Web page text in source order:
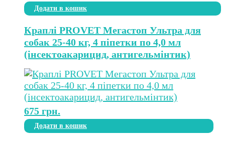
Додати в кошик
Краплі PROVET Мегастоп Ультра для
собак 25-40 кг, 4 піпетки по 4,0 мл
(інсектоакарицид, антигельмінтик)
675 грн.
Додати в кошик